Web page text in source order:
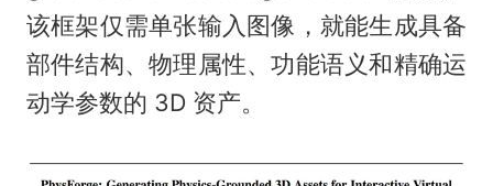
该框架仅需单张输入图像，就能生成具备
部件结构、物理属性、功能语义和精确运
动学参数的 3D 资产。